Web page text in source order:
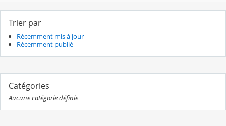
Trier par
Récemment mis à jour
Récemment publié
Catégories
Aucune catégorie définie